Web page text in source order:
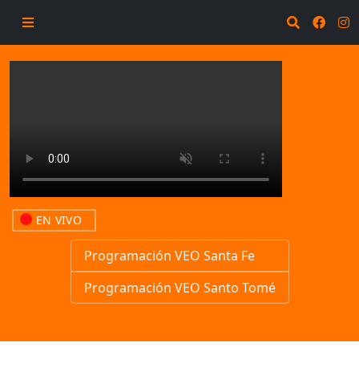
EN VIVO
Programación VEO Santa Fe
Programación VEO Santo Tomé